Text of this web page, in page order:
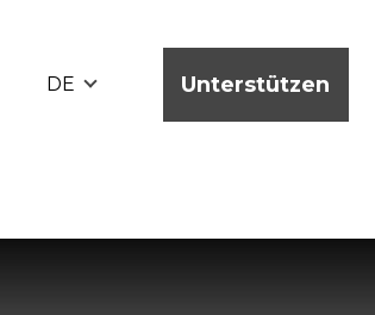
DE Unterstützen